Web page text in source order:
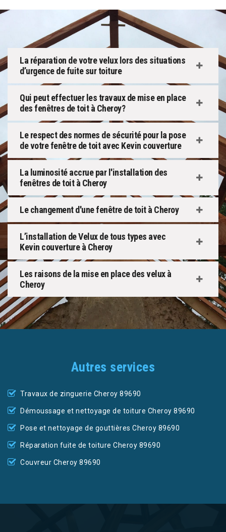
La réparation de votre velux lors des situations
d’urgence de fuite sur toiture
Qui peut effectuer les travaux de mise en place
des fenêtres de toit à Cheroy?
Le respect des normes de sécurité pour la pose
de votre fenêtre de toit avec Kevin couverture
La luminosité accrue par l'installation des
fenêtres de toit à Cheroy
Le changement d'une fenêtre de toit à Cheroy
L’installation de Velux de tous types avec
Kevin couverture à Cheroy
Les raisons de la mise en place des velux à
Cheroy
Autres services
Travaux de zinguerie Cheroy 89690
Démoussage et nettoyage de toiture Cheroy 89690
Pose et nettoyage de gouttières Cheroy 89690
Réparation fuite de toiture Cheroy 89690
Couvreur Cheroy 89690